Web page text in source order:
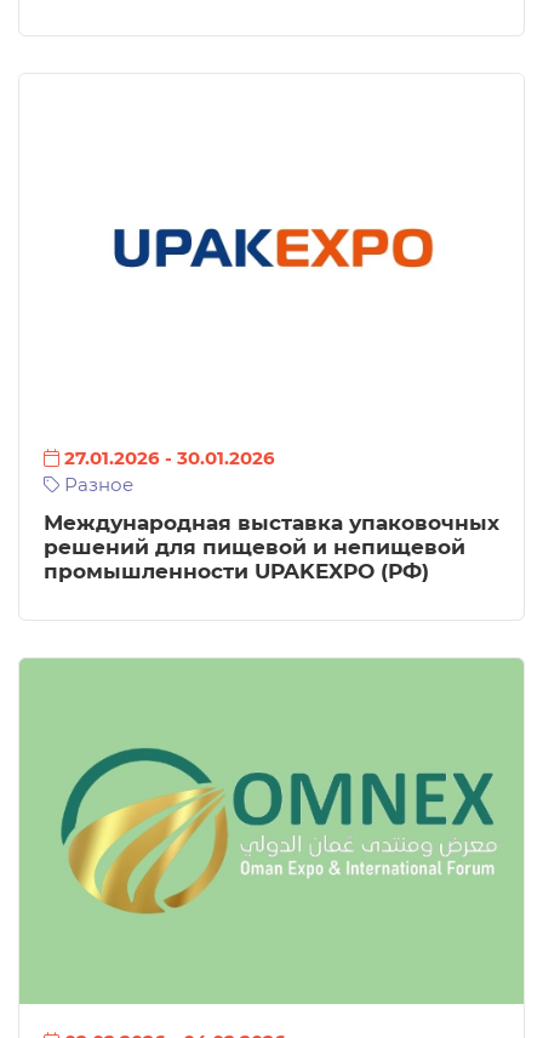
27.01.2026 - 30.01.2026
Разное
Международная выставка упаковочных
решений для пищевой и непищевой
промышленности UPAKEXPO (РФ)